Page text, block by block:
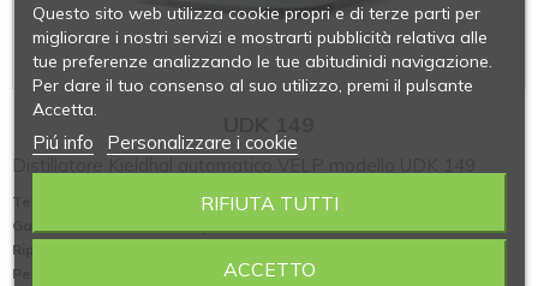
Tempo di distillazione per 100 ml di distillato (min)
Gamma di misurazione (mg N)
Riproducibilità
Percentuale di recupero
: ? 99,5% (1÷200 mg N)
Questo sito web utilizza cookie propri e di terze parti per
migliorare i nostri servizi e mostrarti pubblicità relativa alle
tue preferenze analizzando le tue abitudinidi navigazione.
Per dare il tuo consenso al suo utilizzo, premi il pulsante
Accetta.
Piú info Personalizzare i cookie
RIFIUTA TUTTI
ACCETTO